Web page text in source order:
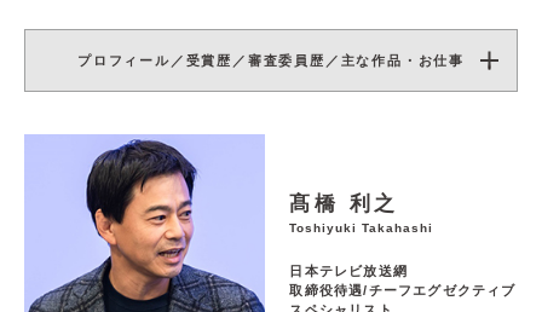
プロフィール／受賞歴／審査委員歴／主な作品・お仕事
髙橋 利之
Toshiyuki Takahashi
日本テレビ放送網
取締役待遇/チーフエグゼクティブ